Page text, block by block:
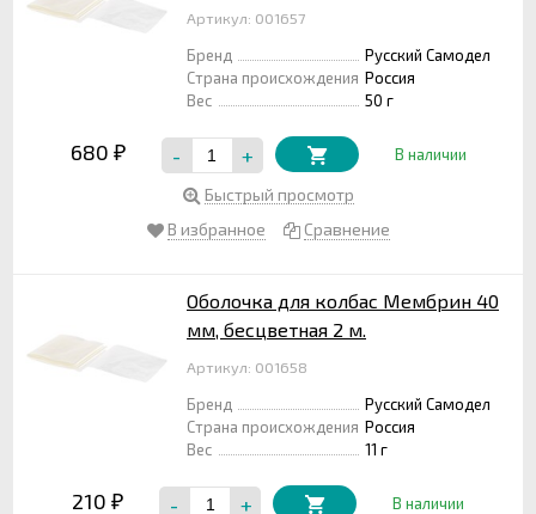
Артикул: 001657
Бренд
Русский Самодел
Страна происхождения Россия
Вес
50 г
680 ₽ - + В наличии
Быстрый просмотр
В избранное
Сравнение
Оболочка для колбас Мембрин 40
мм, бесцветная 2 м.
Артикул: 001658
Бренд
Русский Самодел
Страна происхождения Россия
Вес
11 г
210 ₽ - + В наличии